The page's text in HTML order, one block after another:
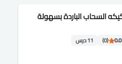
السحاب الباردة بسهولة
0.0
(0) 11 درس